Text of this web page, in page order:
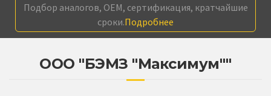
Подбор аналогов, OEM, сертификация, кратчайшие
сроки.Подробнее
ООО "БЭМЗ "Максимум""